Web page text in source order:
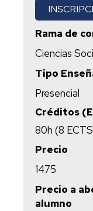
Rama de
Ciencias
Tipo
Presencial
Créditos
80h (8
Precio
1475
Precio a
alumno